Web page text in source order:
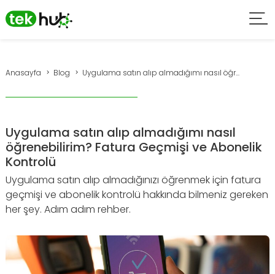
Anasayfa Blog Uygulama satın alıp almadığımı nasıl öğr...
Uygulama satın alıp almadığımı nasıl
öğrenebilirim? Fatura Geçmişi ve Abonelik
Kontrolü
Uygulama satın alıp almadığınızı öğrenmek için fatura
geçmişi ve abonelik kontrolü hakkında bilmeniz gereken
her şey. Adım adım rehber.